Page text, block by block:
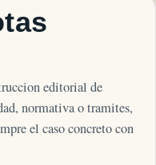
editorial de
normativa o tramites,
el caso concreto con